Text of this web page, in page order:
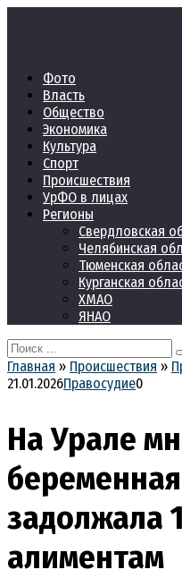
Фото
Власть
Общество
Экономика
Культура
Спорт
Происшествия
УрФО в лицах
Регионы
Свердловская
Челябинская
Тюменская
Курганская
ХМАО
ЯНАО
Search
for:
Главная » Происшествия »
21.01.2026Правосудие0
На Урале
задолжала
алиментам